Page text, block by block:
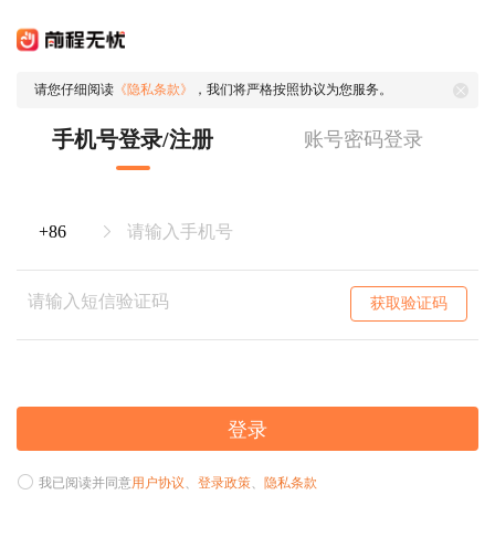
请您仔细阅读 《隐私条款》 ，我们将严格按照协议为您服务。
手机号登录/注册 账号密码登录
获取验证码
登录
我已阅读并同意用户协议、 登录政策、 隐私条款